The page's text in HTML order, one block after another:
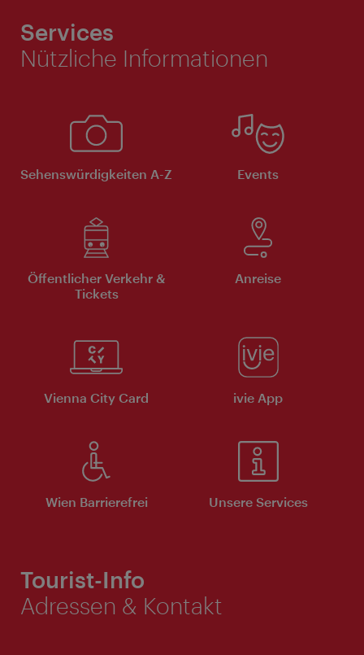
Services
Nützliche Informationen
Sehenswürdigkeiten A-Z Events
Öffentlicher Verkehr &
Tickets
Anreise
Vienna City Card ivie App
Wien Barrierefrei Unsere Services
Tourist-Info
Adressen & Kontakt